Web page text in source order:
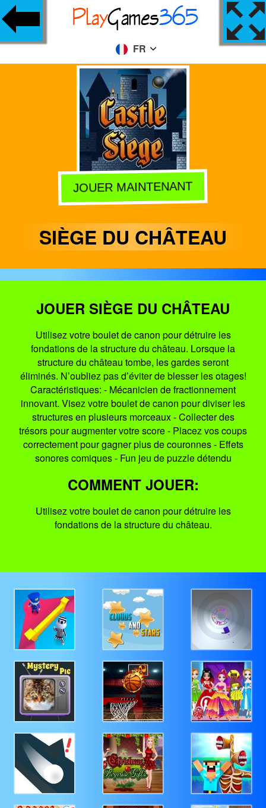
FR
JOUER MAINTENANT
SIÈGE DU CHÂTEAU
JOUER SIÈGE DU CHÂTEAU
Utilisez votre boulet de canon pour détruire les
fondations de la structure du château. Lorsque la
structure du château tombe, les gardes seront
éliminés. N’oubliez pas d’éviter de blesser les otages!
Caractéristiques: - Mécanicien de fractionnement
innovant. Visez votre boulet de canon pour diviser les
structures en plusieurs morceaux - Collecter des
trésors pour augmenter votre score - Placez vos coups
correctement pour gagner plus de couronnes - Effets
sonores comiques - Fun jeu de puzzle détendu
COMMENT JOUER:
Utilisez votre boulet de canon pour détruire les
fondations de la structure du château.